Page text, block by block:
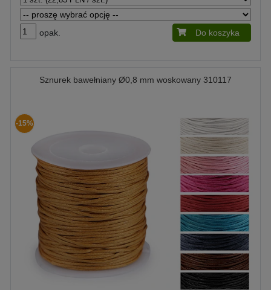
opak. Do koszyka
Sznurek bawełniany Ø0,8 mm woskowany 310117
-15%